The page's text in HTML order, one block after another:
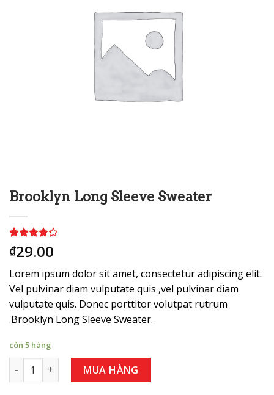
Brooklyn Long Sleeve Sweater
4.00trên
5 dựa
3
giá
₫29.00
Lorem ipsum dolor sit amet, consectetur adipiscing elit.
Vel pulvinar diam vulputate quis ,vel pulvinar diam
vulputate quis. Donec porttitor volutpat rutrum
.Brooklyn Long Sleeve Sweater.
còn 5 hàng
Số lượng MUA HÀNG